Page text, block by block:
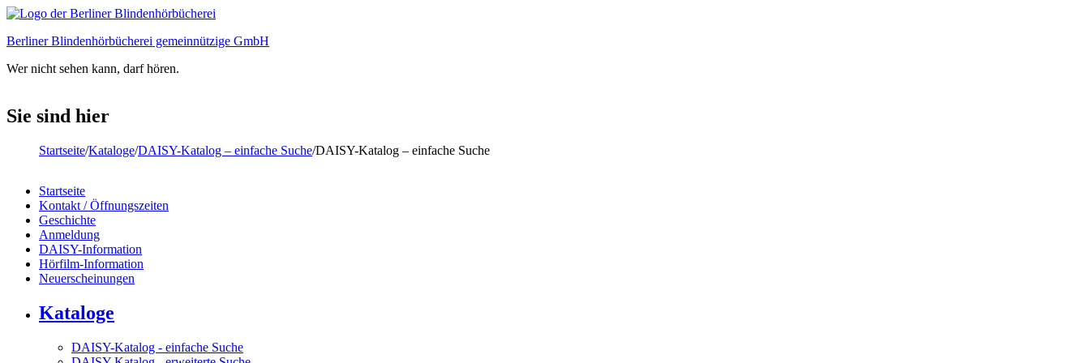
Direkt zum Inhalt
Berliner Blindenhörbücherei gemeinnützige GmbH
Wer nicht sehen kann, darf hören.
Sie sind hier
Startseite/Kataloge/DAISY-Katalog – einfache Suche/DAISY-Katalog – einfache Suche
Hauptmenü
Startseite
Kontakt / Öffnungszeiten
Geschichte
Anmeldung
DAISY-Information
Hörfilm-Information
Neuerscheinungen
Kataloge
DAISY-Katalog - einfache Suche